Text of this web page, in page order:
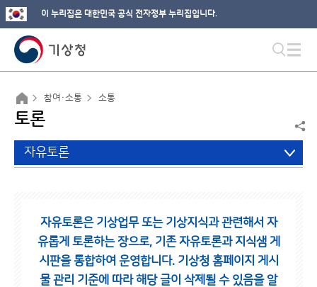
이 누리집은 대한민국 공식 전자정부 누리집입니다.
참여·소통 소통
토론
자유토론
자유토론은 기상업무 또는 기상지식과 관련해서 자
유롭게 토론하는 장으로, 기존 자유토론과 지식샘 게
시판을 통합하여 운영합니다. 기상청 홈페이지 게시
물 관리 기준에 따라 해당 글이 삭제될 수 있음을 알